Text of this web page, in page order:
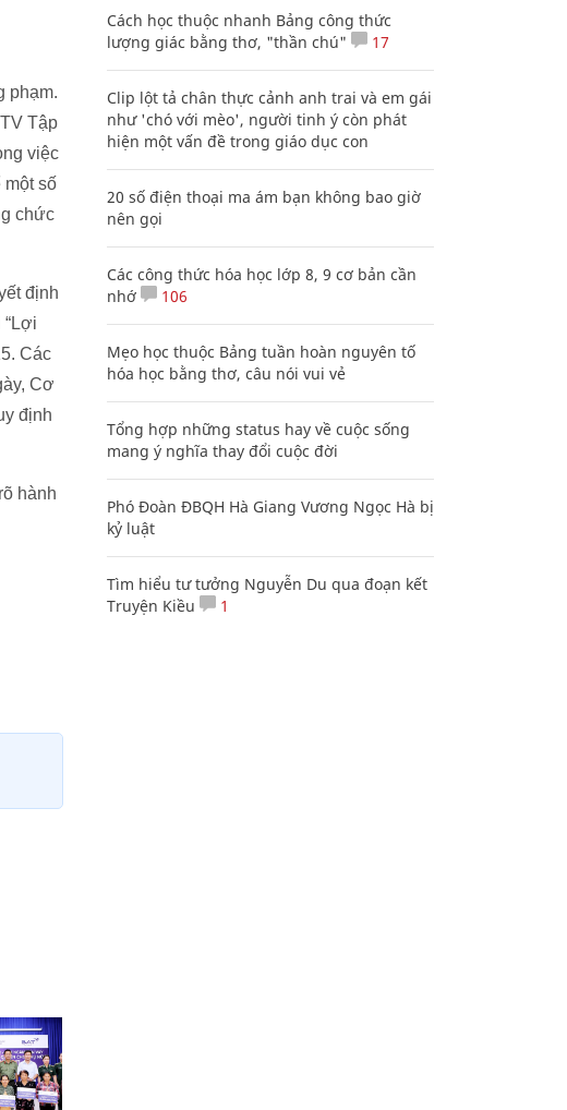
phạm.
Tập
việc
số
chức
định
Các
Cơ
định
hành
Cách học thuộc nhanh Bảng công thức
lượng giác bằng thơ, "thần chú"
17
Clip lột tả chân thực cảnh anh trai và em gái
như 'chó với mèo', người tinh ý còn phát
hiện một vấn đề trong giáo dục con
20 số điện thoại ma ám bạn không bao giờ
nên gọi
Các công thức hóa học lớp 8, 9 cơ bản cần
nhớ
106
Mẹo học thuộc Bảng tuần hoàn nguyên tố
hóa học bằng thơ, câu nói vui vẻ
Tổng hợp những status hay về cuộc sống
mang ý nghĩa thay đổi cuộc đời
Phó Đoàn ĐBQH Hà Giang Vương Ngọc Hà bị
kỷ luật
Tìm hiểu tư tưởng Nguyễn Du qua đoạn kết
Truyện Kiều
1